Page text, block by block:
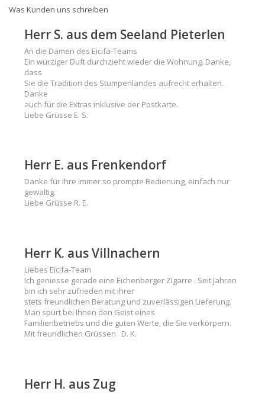
Was Kunden uns schreiben
Herr S. aus dem Seeland Pieterlen
An die Damen des Eicifa-Teams
Ein würziger Duft durchzieht wieder die Wohnung. Danke,
dass
Sie die Tradition des Stumpenlandes aufrecht erhalten.
Danke
auch für die Extras inklusive der Postkarte.
Liebe Grüsse E. S.
Herr E. aus Frenkendorf
Danke für Ihre immer so prompte Bedienung, einfach nur
gewaltig.
Liebe Grüsse R. E.
Herr K. aus Villnachern
Liebes Eicifa-Team
Ich geniesse gerade eine Eichenberger Zigarre . Seit Jahren
bin ich sehr zufrieden mit ihrer
stets freundlichen Beratung und zuverlässigen Lieferung.
Man spürt bei Ihnen den Geist eines
Familienbetriebs und die guten Werte, die Sie verkörpern.
Mit freundlichen Grüssen D. K.
Herr H. aus Zug